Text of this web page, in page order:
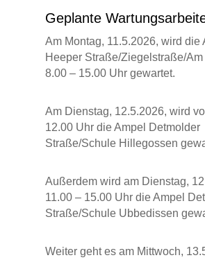
Geplante
Am Montag, 11.5.2026, wird die
Heeper Straße/Ziegelstraße/Am
8.00 – 15.00 Uhr gewartet.
Am Dienstag, 12.5.2026, wird
12.00 Uhr die Ampel Detmolder
Straße/Schule Hillegossen
Außerdem wird am Dienstag,
11.00 – 15.00 Uhr die Ampel
Straße/Schule Ubbedissen
Weiter geht es am Mittwoch,